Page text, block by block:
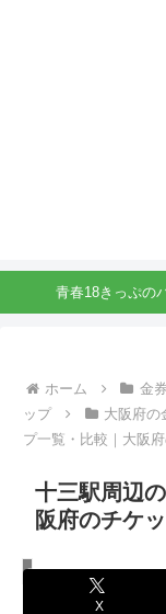
青春18きっぷの
ホーム 金
ップ
大阪府の
プ一覧・比較｜大阪
十三駅周辺
阪府のチケ
大阪府の金券ショップ
X